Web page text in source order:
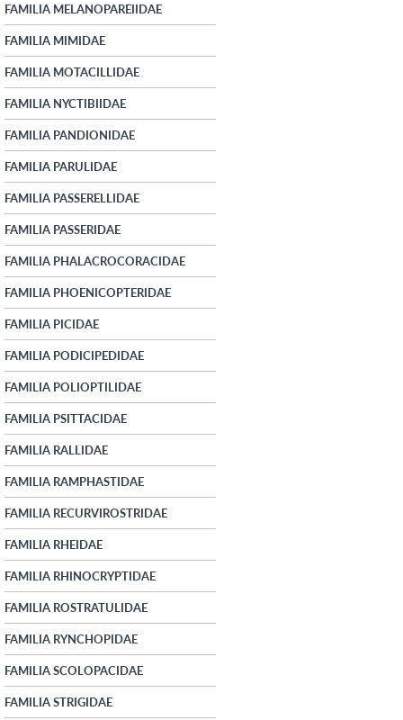
FAMILIA MELANOPAREIIDAE
FAMILIA MIMIDAE
FAMILIA MOTACILLIDAE
FAMILIA NYCTIBIIDAE
FAMILIA PANDIONIDAE
FAMILIA PARULIDAE
FAMILIA PASSERELLIDAE
FAMILIA PASSERIDAE
FAMILIA PHALACROCORACIDAE
FAMILIA PHOENICOPTERIDAE
FAMILIA PICIDAE
FAMILIA PODICIPEDIDAE
FAMILIA POLIOPTILIDAE
FAMILIA PSITTACIDAE
FAMILIA RALLIDAE
FAMILIA RAMPHASTIDAE
FAMILIA RECURVIROSTRIDAE
FAMILIA RHEIDAE
FAMILIA RHINOCRYPTIDAE
FAMILIA ROSTRATULIDAE
FAMILIA RYNCHOPIDAE
FAMILIA SCOLOPACIDAE
FAMILIA STRIGIDAE